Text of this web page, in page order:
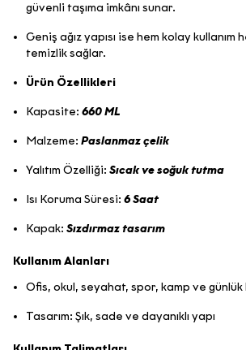
güvenli taşıma imkânı sunar.
Geniş ağız yapısı ise hem kolay kullanım
temizlik sağlar.
Ürün Özellikleri
Kapasite: 660 ML
Malzeme: Paslanmaz çelik
Yalıtım Özelliği: Sıcak ve soğuk tutma
Isı Koruma Süresi: 6 Saat
Kapak: Sızdırmaz tasarım
Kullanım Alanları
Ofis, okul, seyahat, spor, kamp ve günlük
Tasarım: Şık, sade ve dayanıklı yapı